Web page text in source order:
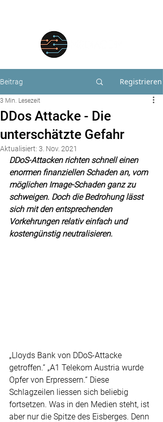
Beitrag Registrieren
DDos Attacke - Die
unterschätzte Gefahr
3 Min. Lesezeit
Aktualisiert: 3. Nov. 2021
DDoS-Attacken richten schnell einen
enormen finanziellen Schaden an, vom
möglichen Image-Schaden ganz zu
schweigen. Doch die Bedrohung lässt
sich mit den entsprechenden
Vorkehrungen relativ einfach und
kostengünstig neutralisieren.
„Lloyds Bank von DDoS-Attacke
getroffen.“ „A1 Telekom Austria wurde
Opfer von Erpressern.“ Diese
Schlagzeilen liessen sich beliebig
fortsetzen. Was in den Medien steht, ist
aber nur die Spitze des Eisberges. Denn